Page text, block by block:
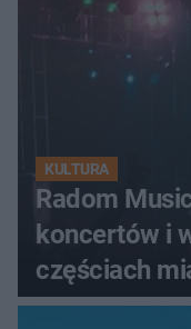
KULTURA
Radom
koncertów i
częściach